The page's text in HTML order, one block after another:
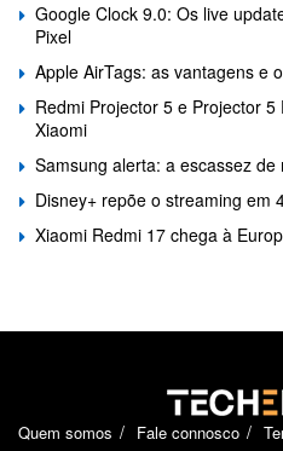
Google Clock 9.0: Os live
Pixel
Apple AirTags: as vantagens e
Redmi Projector 5 e Projector
Xiaomi
Samsung alerta: a escassez
Disney+ repõe o streaming em
Xiaomi Redmi 17 chega à
Quem somos Fale connosco